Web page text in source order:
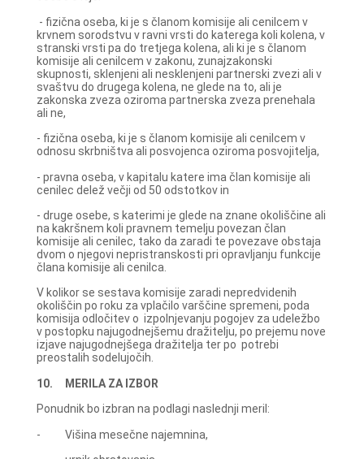
- fizična oseba, ki je s članom komisije ali cenilcem v
krvnem sorodstvu v ravni vrsti do katerega koli kolena, v
stranski vrsti pa do tretjega kolena, ali ki je s članom
komisije ali cenilcem v zakonu, zunajzakonski
skupnosti, sklenjeni ali nesklenjeni partnerski zvezi ali v
svaštvu do drugega kolena, ne glede na to, ali je
zakonska zveza oziroma partnerska zveza prenehala
ali ne,
- fizična oseba, ki je s članom komisije ali cenilcem v
odnosu skrbništva ali posvojenca oziroma posvojitelja,
- pravna oseba, v kapitalu katere ima član komisije ali
cenilec delež večji od 50 odstotkov in
- druge osebe, s katerimi je glede na znane okoliščine ali
na kakršnem koli pravnem temelju povezan član
komisije ali cenilec, tako da zaradi te povezave obstaja
dvom o njegovi nepristranskosti pri opravljanju funkcije
člana komisije ali cenilca.
V kolikor se sestava komisije zaradi nepredvidenih
okoliščin po roku za vplačilo varščine spremeni, poda
komisija odločitev o izpolnjevanju pogojev za udeležbo
v postopku najugodnejšemu dražitelju, po prejemu nove
izjave najugodnejšega dražitelja ter po potrebi
preostalih sodelujočih.
10. MERILA ZA IZBOR
Ponudnik bo izbran na podlagi naslednji meril:
- Višina mesečne najemnina,